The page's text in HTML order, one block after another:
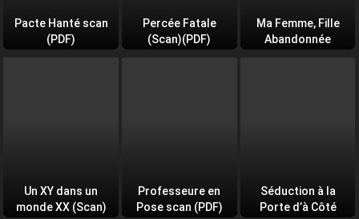
Pacte Hanté scan
(PDF)
Percée Fatale
(Scan)(PDF)
Ma Femme, Fille
Abandonnée
Un XY dans un
monde XX (Scan)
Professeure en
Pose scan (PDF)
Séduction à la
Porte d’à Côté